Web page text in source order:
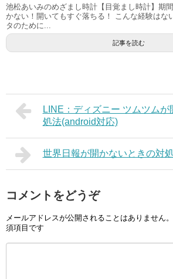
池松あいみのめざまし時計【目覚まし時計】期
かない！開いてもすぐ落ちる！ こんな経験はな
タのために...
記事を読む
LINE：ディズニー ツムツム
処法(android対応)
世界日報が開かないときの対
コメントをどうぞ
メールアドレスが公開されることはありません。
須項目です